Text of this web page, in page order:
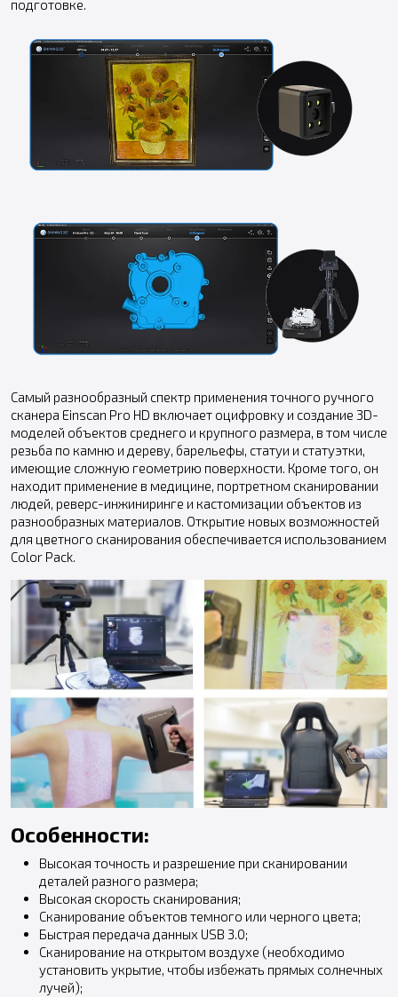
подготовке.
Самый разнообразный спектр применения точного ручного
сканера Einscan Pro HD включает оцифровку и создание 3D-
моделей объектов среднего и крупного размера, в том числе
резьба по камню и дереву, барельефы, статуи и статуэтки,
имеющие сложную геометрию поверхности. Кроме того, он
находит применение в медицине, портретном сканировании
людей, реверс-инжиниринге и кастомизации объектов из
разнообразных материалов. Открытие новых возможностей
для цветного сканирования обеспечивается использованием
Color Pack.
Особенности:
Высокая точность и разрешение при сканировании
деталей разного размера;
Высокая скорость сканирования;
Сканирование объектов темного или черного цвета;
Быстрая передача данных USB 3.0;
Сканирование на открытом воздухе (необходимо
установить укрытие, чтобы избежать прямых солнечных
лучей);